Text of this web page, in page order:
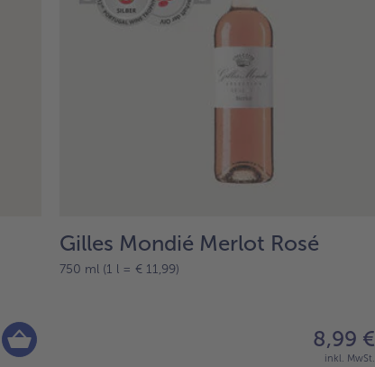
Gilles Mondié Merlot Rosé
750 ml (1 l = € 11,99)
8,99 €
inkl. MwSt.